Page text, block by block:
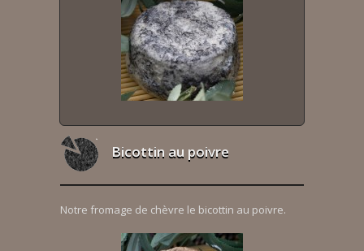
Bicottin au poivre
Notre fromage de chèvre le bicottin au poivre.